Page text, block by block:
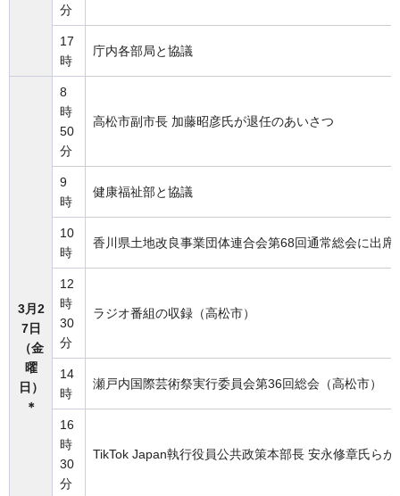
分
17
時
庁内各部局と協議
3月2
7日
（金
曜
日）
＊
8
時
50
分
高松市副市長 加藤昭彦氏が退任のあいさつ
9
時
健康福祉部と協議
10
時
香川県土地改良事業団体連合会第68回通常総会に出席
12
時
30
分
ラジオ番組の収録（高松市）
14
時
瀬戸内国際芸術祭実行委員会第36回総会（高松市）
16
時
30
分
TikTok Japan執行役員公共政策本部長 安永修章氏らが